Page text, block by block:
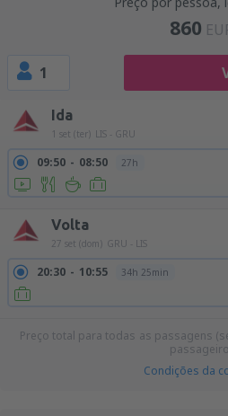
860
1
Ida
1 set (ter) LIS - GRU
09:50 08:50 27h
Volta
27 set (dom) GRU - LIS
20:30 10:55 34h 25min
Preço total para todas as passagens
Condições da